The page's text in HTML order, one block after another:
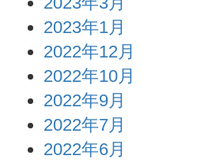
2023年1月
2022年12月
2022年10月
2022年9月
2022年7月
2022年6月